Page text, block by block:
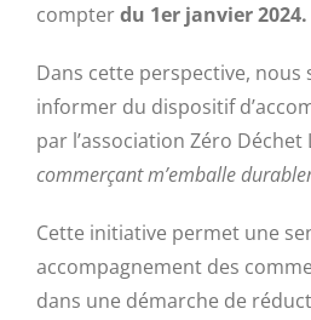
compterdu 1er janvier 2024.
Dans cette perspective, nous
informer du dispositif
par l’association Zéro Déchet
commerçant m’emballe
Cette initiative permet une
accompagnement des
dans une démarche de